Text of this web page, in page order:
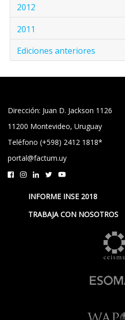
2012
2011
Ediciones anteriores
Dirección: Juan D. Jackson 1126
11200 Montevideo, Uruguay
Teléfono (+598) 2412 1818*
portal@factum.uy
INFORME INSE 2018
TRABAJA CON NOSOTROS